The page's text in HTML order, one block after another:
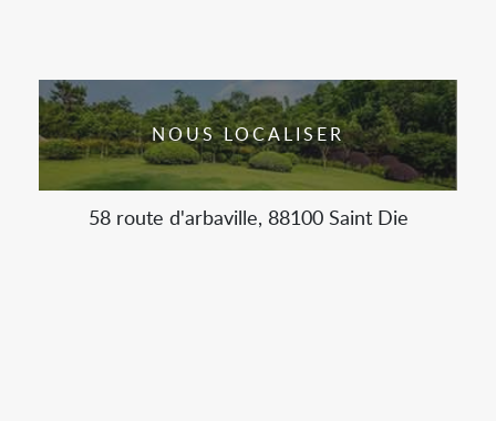
NOUS LOCALISER
58 route d'arbaville, 88100 Saint Die